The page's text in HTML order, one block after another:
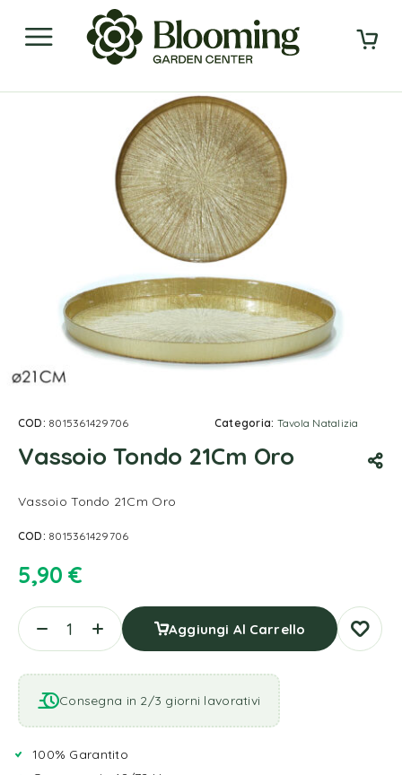
COD: 8015361429706 Categoria: Tavola Natalizia
Vassoio Tondo 21Cm Oro
Vassoio Tondo 21Cm Oro
COD: 8015361429706
5,90 €
Aggiungi Al Carrello
Consegna in 2/3 giorni lavorativi
100% Garantito